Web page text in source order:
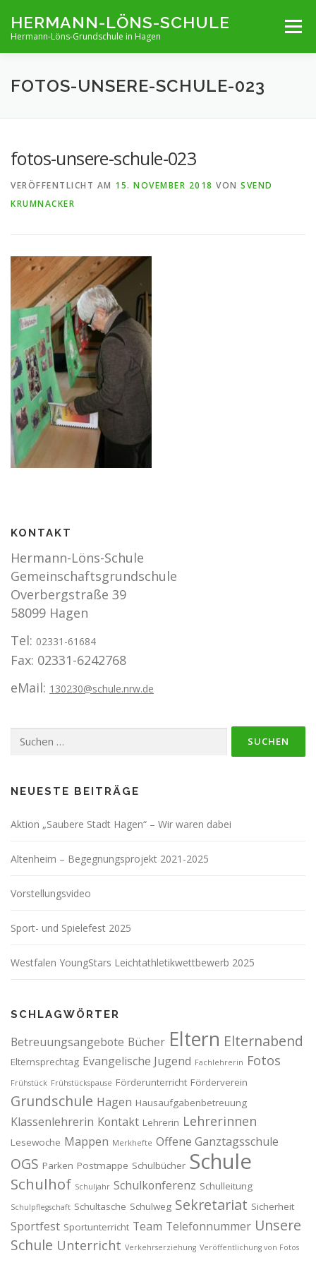
Inhalt
springen
HERMANN-LÖNS-SCHULE
Hermann-Löns-Grundschule in Hagen
Menü
TERMINE UNSERE SCHULE INFOS VON A-Z
FOTOS-UNSERE-SCHULE-023
fotos-unsere-schule-023
VERÖFFENTLICHT AM 15. NOVEMBER 2018 VON SVEND
KRUMNACKER
KONTAKT
Hermann-Löns-Schule
Gemeinschaftsgrundschule
Overbergstraße 39
58099 Hagen
Tel: 02331-61684
Fax: 02331-6242768
eMail: 130230@schule.nrw.de
Suchen
NEUESTE BEITRÄGE
Aktion „Saubere Stadt Hagen“ – Wir waren dabei
Altenheim – Begegnungsprojekt 2021-2025
Vorstellungsvideo
Sport- und Spielefest 2025
Westfalen YoungStars Leichtathletikwettbewerb 2025
SCHLAGWÖRTER
Betreuungsangebote Bücher Eltern Elternabend
Elternsprechtag Evangelische Jugend Fachlehrerin Fotos
Frühstück Frühstückspause Förderunterricht Förderverein
Grundschule Hagen Hausaufgabenbetreuung
Klassenlehrerin Kontakt Lehrerin Lehrerinnen
Lesewoche Mappen Merkhefte Offene Ganztagsschule
OGS Parken Postmappe Schulbücher Schule
Schulhof Schuljahr Schulkonferenz Schulleitung
Schulpflegschaft Schultasche Schulweg Sekretariat Sicherheit
Sportfest Sportunterricht Team Telefonnummer Unsere
Schule Unterricht Verkehrserziehung Veröffentlichung von Fotos